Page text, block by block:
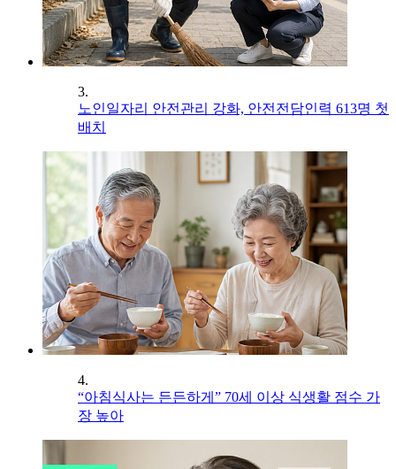
3.
노인일자리 안전관리 강화, 안전전담인력 613명 첫
배치
4.
“아침식사는 든든하게” 70세 이상 식생활 점수 가
장 높아